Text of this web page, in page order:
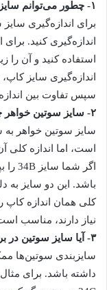
۱- چطور می‌توانم سایز سوتین خود را به درستی اندازه بگیرم؟
برای اندازه‌گیری سایز
اندازه‌گیری کنید.
استفاده کنید و آن
اندازه‌گیری سایز
سپس تفاوت بین
۲- سایز سوتین خواهر چیست و چه تفاوتی دارد؟
سایز سوتین خواهر
است، اما اندازه‌
باشد. این دو سایز به
کلی همان اندازه کاپ
نیاز دارند، مناسب
۳- آیا سایز سوتین در برندهای مختلف متفاوت است؟
سایزبندی سوتین‌ها